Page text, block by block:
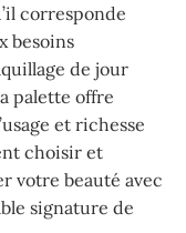
corresponde
besoins
de jour
palette offre
et richesse
choisir et
votre beauté avec
signature de